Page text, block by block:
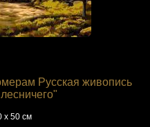
Русская живопись
х 50 см